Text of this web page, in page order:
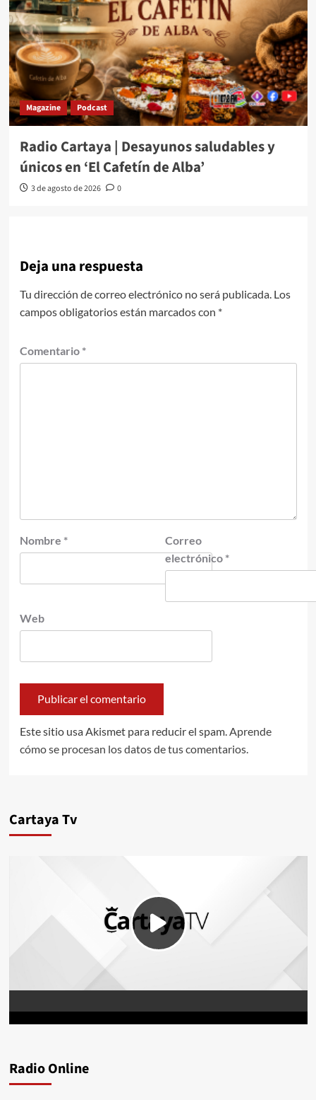
Magazine Podcast
Radio Cartaya | Desayunos saludables y
únicos en ‘El Cafetín de Alba’
3 de agosto de 2026 0
Deja una respuesta
Tu dirección de correo electrónico no será publicada. Los
campos obligatorios están marcados con *
Comentario *
Nombre *
Correo
electrónico *
Web
Este sitio usa Akismet para reducir el spam. Aprende
cómo se procesan los datos de tus comentarios.
Cartaya Tv
Radio Online